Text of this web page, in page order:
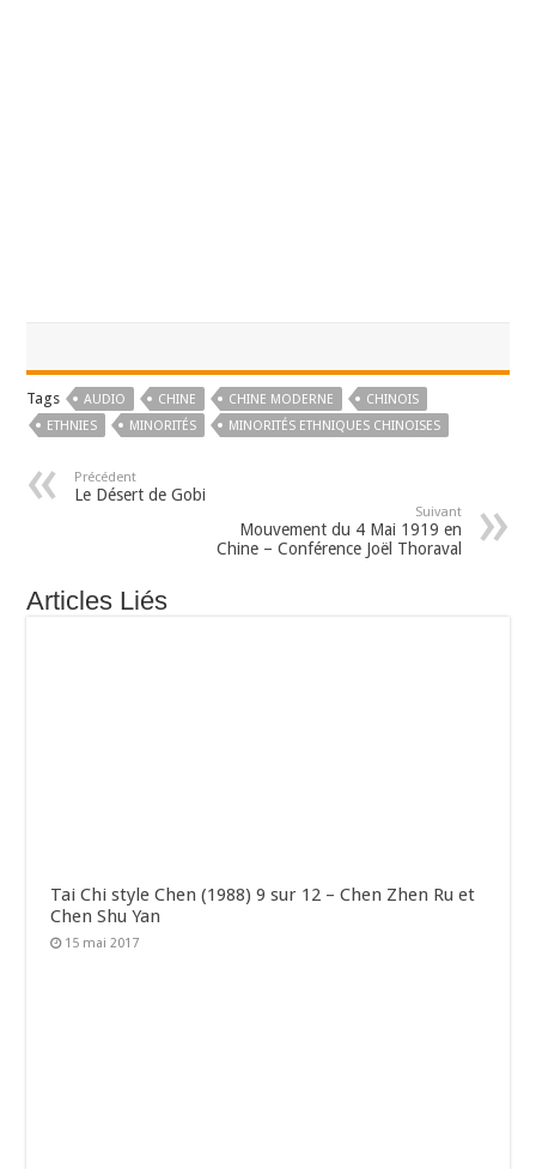
Tags AUDIO CHINE CHINE MODERNE
CHINOIS
ETHNIES
MINORITÉS MINORITÉS ETHNIQUES CHINOISES
Précédent
Le Désert de Gobi
Suivant
Mouvement du 4 Mai 1919 en
Chine – Conférence Joël Thoraval
Articles Liés
Tai Chi style Chen (1988) 9 sur 12 – Chen Zhen Ru et
Chen Shu Yan
15 mai 2017